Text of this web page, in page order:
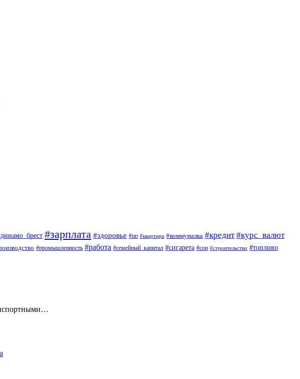
#зарплата #здоровье #ип #квартира #коммуналка #кредит #курс_валют
#промышленность #работа #семейный_капитал #сигарета #сон #строительство #топливо